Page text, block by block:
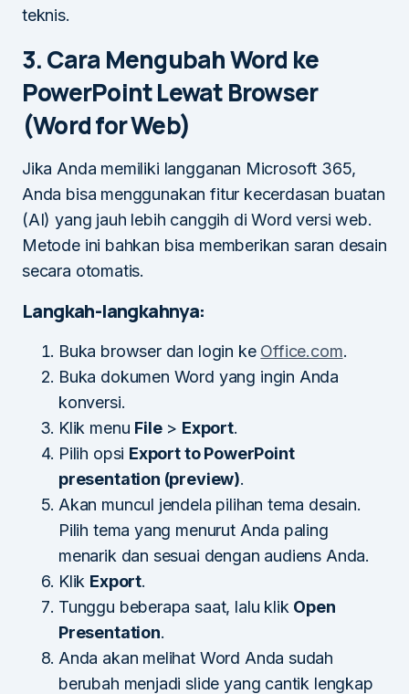
teknis.
3. Cara Mengubah Word ke
PowerPoint Lewat Browser
(Word for Web)
Jika Anda memiliki langganan Microsoft 365,
Anda bisa menggunakan fitur kecerdasan buatan
(AI) yang jauh lebih canggih di Word versi web.
Metode ini bahkan bisa memberikan saran desain
secara otomatis.
Langkah-langkahnya:
Buka browser dan login ke Office.com.
Buka dokumen Word yang ingin Anda
konversi.
Klik menu File> Export.
Pilih opsi Export to PowerPoint
presentation (preview).
Akan muncul jendela pilihan tema desain.
Pilih tema yang menurut Anda paling
menarik dan sesuai dengan audiens Anda.
Klik Export.
Tunggu beberapa saat, lalu klik Open
Presentation.
Anda akan melihat Word Anda sudah
berubah menjadi slide yang cantik lengkap